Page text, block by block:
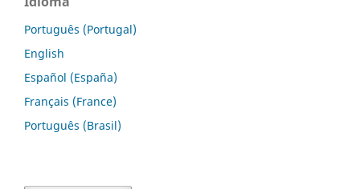
Português (Portugal)
English
Español (España)
Français (France)
Português (Brasil)